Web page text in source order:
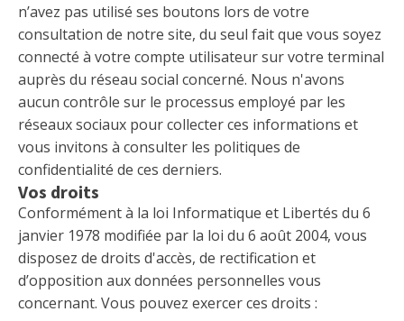
n’avez pas utilisé ses boutons lors de votre
consultation de notre site, du seul fait que vous soyez
connecté à votre compte utilisateur sur votre terminal
auprès du réseau social concerné. Nous n'avons
aucun contrôle sur le processus employé par les
réseaux sociaux pour collecter ces informations et
vous invitons à consulter les politiques de
confidentialité de ces derniers.
Vos droits
Conformément à la loi Informatique et Libertés du 6
janvier 1978 modifiée par la loi du 6 août 2004, vous
disposez de droits d'accès, de rectification et
d’opposition aux données personnelles vous
concernant. Vous pouvez exercer ces droits :